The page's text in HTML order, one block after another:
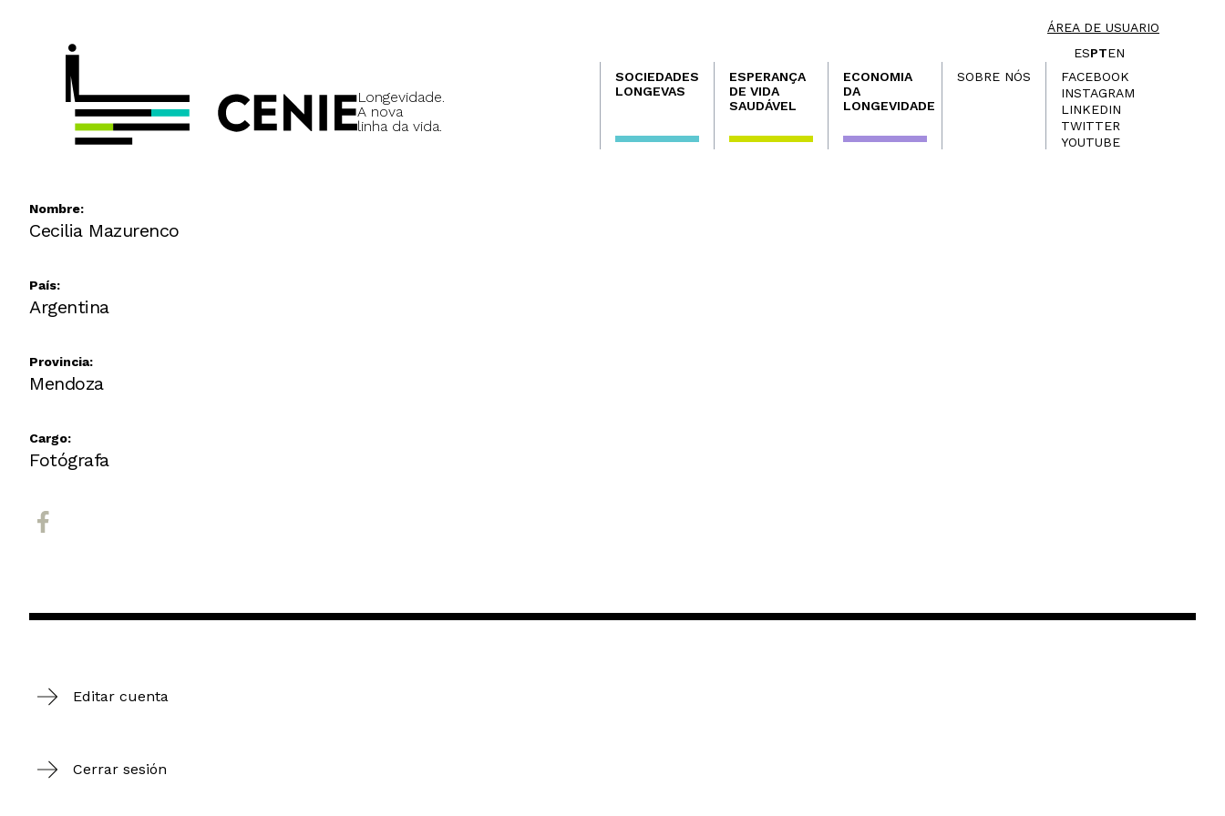
ÁREA DE USUARIO
Longevidade.
A nova
linha da vida.
ESPTEN
Navegación
principal
SOCIEDADES
LONGEVAS
ESPERANÇA
DE VIDA
SAUDÁVEL
ECONOMIA
DA
LONGEVIDADE
SOBRE NÓS
FACEBOOK
INSTAGRAM
LINKEDIN
TWITTER
YOUTUBE
Nombre:
Cecilia Mazurenco
País:
Argentina
Provincia:
Mendoza
Cargo:
Fotógrafa
Editar cuenta
Cerrar sesión